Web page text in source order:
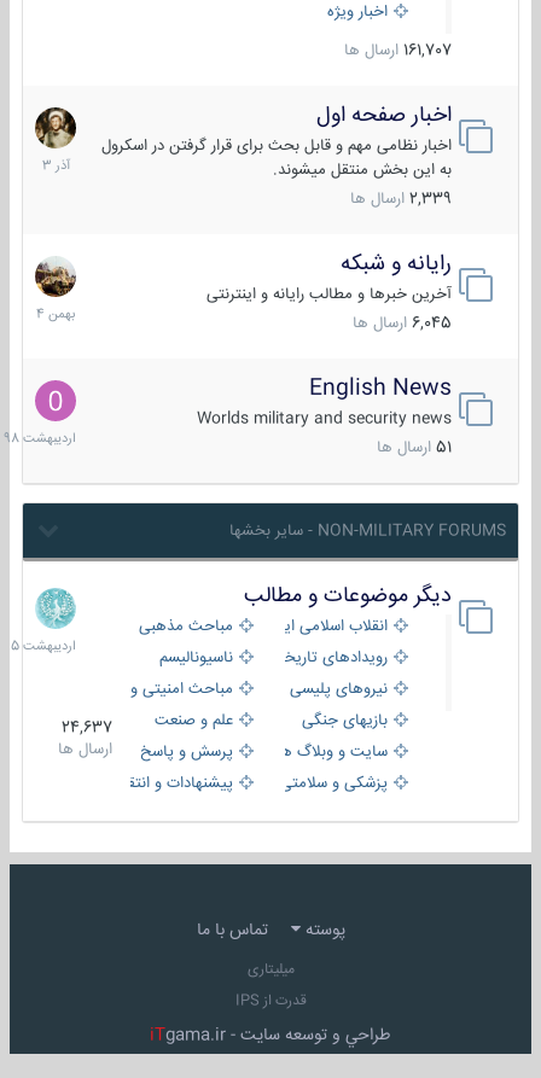
اخبار ویژه
161,707 ارسال ها
اخبار صفحه اول
اخبار نظامی مهم و قابل بحث برای قرار گرفتن در اسکرول
به این بخش منتقل میشوند.
2,339 ارسال ها
7
آذر
1403
رایانه و شبکه
آخرین خبرها و مطالب رایانه و اینترنتی
6,045 ارسال ها
30
بهمن
1404
English News
Worlds military and security news
51 ارسال ها
10
1398
NON-MILITARY FORUMS - سایر بخشها
دیگر موضوعات و مطالب
انقلاب اسلامی ایران
مباحث مذهبی
رویدادهای تاریخی و مذهبیناسیونالیسم
نیروهای پلیسی
مباحث امنیتی و اطلاعاتی
بازیهای جنگی
علم و صنعت
سایت و وبلاگ ها
پرسش و پاسخ
پزشکی و سلامتی
پیشنهادات و انتقادات
24,637
ارسال ها
8
1405
پوسته تماس با ما
میلیتاری
قدرت از IPS
طراحي و توسعه سايت - iTgama.ir